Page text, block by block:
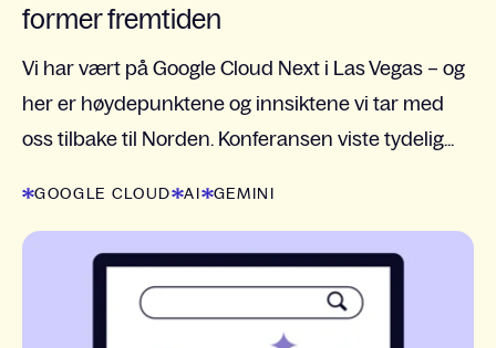
former fremtiden
Vi har vært på Google Cloud Next i Las Vegas – og
her er høydepunktene og innsiktene vi tar med
oss tilbake til Norden. Konferansen viste tydelig...
GOOGLE CLOUD AI GEMINI